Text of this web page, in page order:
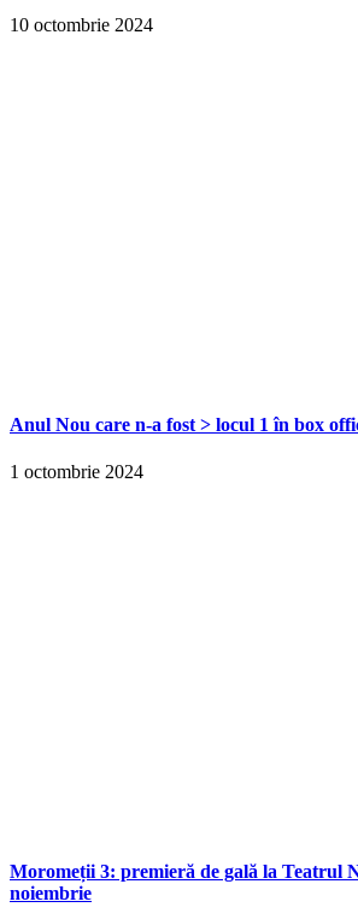
10 octombrie 2024
Anul Nou care n-a fost > locul 1 în box
1 octombrie 2024
Moromeții 3: premieră de gală la Teatrul
noiembrie